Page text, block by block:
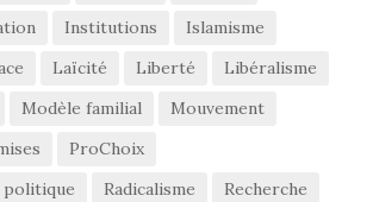
Institutions
Islamisme
Laïcité Liberté
Libéralisme
Modèle familial
Mouvement
ProChoix
politique
Radicalisme
Recherche